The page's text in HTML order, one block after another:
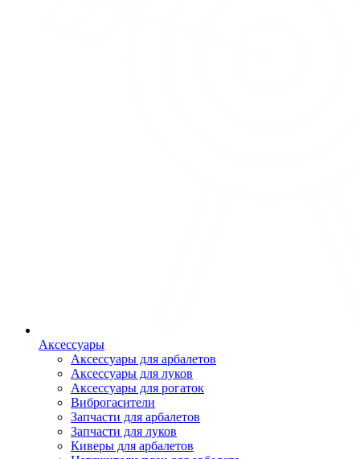
Аксессуары
Аксессуары для арбалетов
Аксессуары для луков
Аксессуары для рогаток
Виброгасители
Запчасти для арбалетов
Запчасти для луков
Киверы для арбалетов